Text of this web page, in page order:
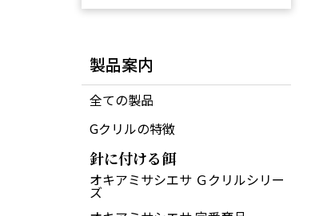
製品案内
全ての製品
Gクリルの特徴
針に付ける餌
オキアミサシエサ Ｇクリルシリー
ズ